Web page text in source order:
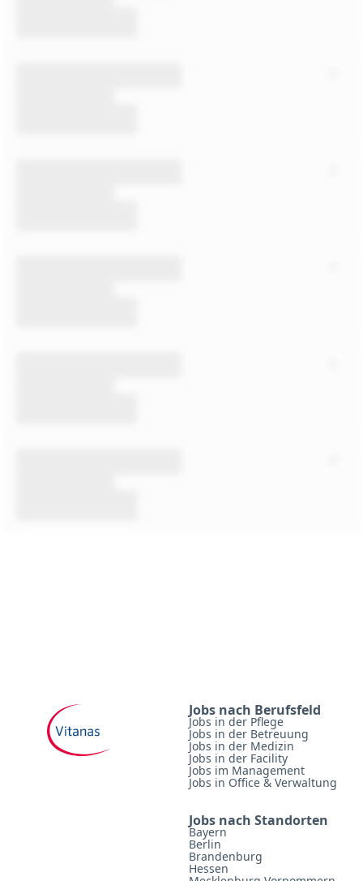
Jobs nach Berufsfeld
Jobs in der Pflege
Jobs in der Betreuung
Jobs in der Medizin
Jobs in der Facility
Jobs im Management
Jobs in Office & Verwaltung
Jobs nach Standorten
Bayern
Berlin
Brandenburg
Hessen